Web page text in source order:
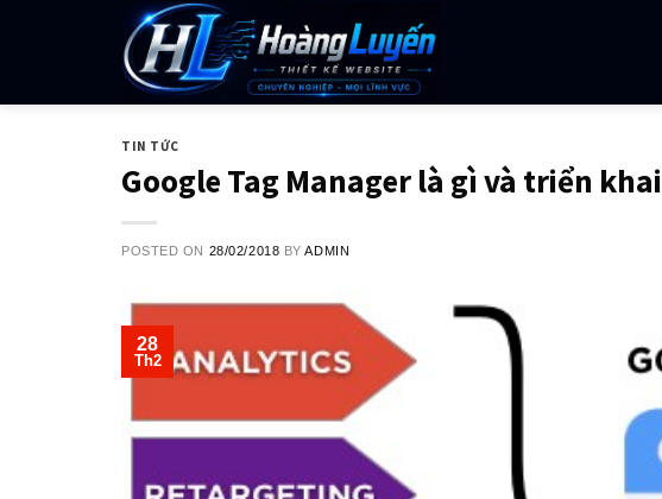
TIN TỨC
Google Tag Manager là gì và triển
POSTED ON 28/02/2018 BYADMIN
28
Th2